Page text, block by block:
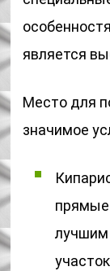
является
Место для
значимое
прямые
лучшим